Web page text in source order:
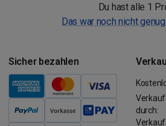
Du hast alle 1
Das war noch nicht
Sicher bezahlen
durch: